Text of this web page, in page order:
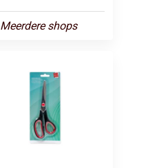
Meerdere shops